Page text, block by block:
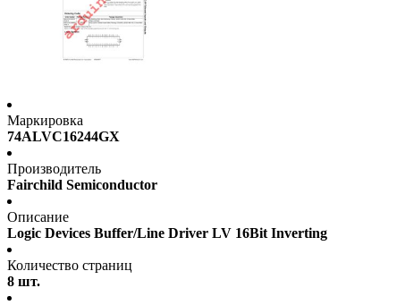
Маркировка
74ALVC16244GX
Производитель
Fairchild Semiconductor
Описание
Logic Devices Buffer/Line Driver LV 16Bit Inverting
Количество страниц
8 шт.